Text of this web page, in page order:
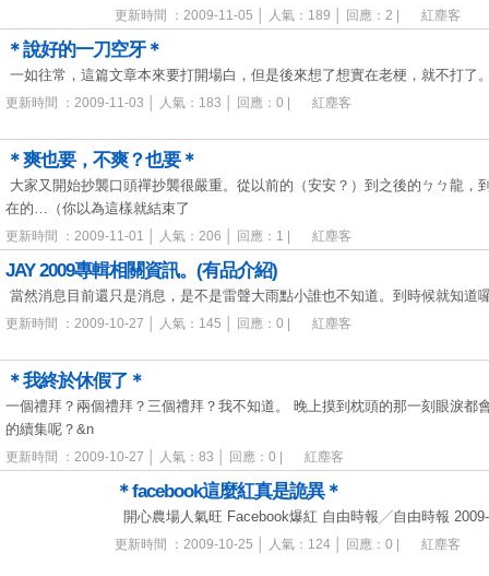
更新時間 ：2009-11-05 │ 人氣：189 │ 回應：2 | 紅塵客
＊說好的一刀空牙＊
一如往常，這篇文章本來要打開場白，但是後來想了想實在老梗，就不打
更新時間 ：2009-11-03 │ 人氣：183 │ 回應：0 | 紅塵客
＊爽也要，不爽？也要＊
大家又開始抄襲口頭禪抄襲很嚴重。從以前的（安安？）到之後的ㄅㄅ龍，
在的…（你以為這樣就結束了
更新時間 ：2009-11-01 │ 人氣：206 │ 回應：1 | 紅塵客
JAY 2009專輯相關資訊。(有品介紹)
當然消息目前還只是消息，是不是雷聲大雨點小誰也不知道。到時候就知道
更新時間 ：2009-10-27 │ 人氣：145 │ 回應：0 | 紅塵客
＊我終於休假了＊
一個禮拜？兩個禮拜？三個禮拜？我不知道。 晚上摸到枕頭的那一刻眼淚都
的續集呢？&n
更新時間 ：2009-10-27 │ 人氣：83 │ 回應：0 | 紅塵客
＊facebook這麼紅真是詭異＊
開心農場人氣旺 Facebook爆紅 自由時報╱自由時報
更新時間 ：2009-10-25 │ 人氣：124 │ 回應：0 | 紅塵客